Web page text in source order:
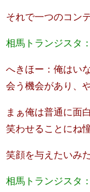
それで一つのコン
相馬トランジスタ
へきほー：俺はい
会う機会があり、
まぁ俺は普通に面
笑わせることにね
笑顔を与えたいみ
相馬トランジスタ